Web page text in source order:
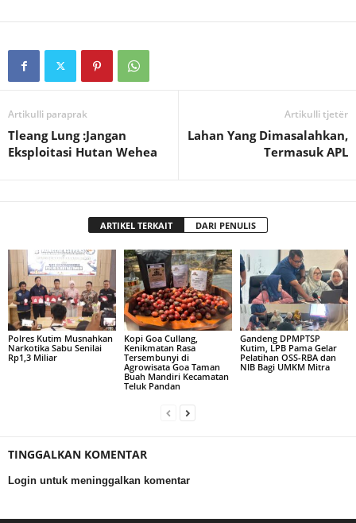
Artikulli paraprak
Tleang Lung :Jangan
Eksploitasi Hutan Wehea
Artikulli tjetër
Lahan Yang Dimasalahkan,
Termasuk APL
ARTIKEL TERKAIT DARI PENULIS
Polres Kutim Musnahkan
Narkotika Sabu Senilai
Rp1,3 Miliar
Kopi Goa Cullang,
Kenikmatan Rasa
Tersembunyi di
Agrowisata Goa Taman
Buah Mandiri Kecamatan
Teluk Pandan
Gandeng DPMPTSP
Kutim, LPB Pama Gelar
Pelatihan OSS-RBA dan
NIB Bagi UMKM Mitra
TINGGALKAN KOMENTAR
Login untuk meninggalkan komentar